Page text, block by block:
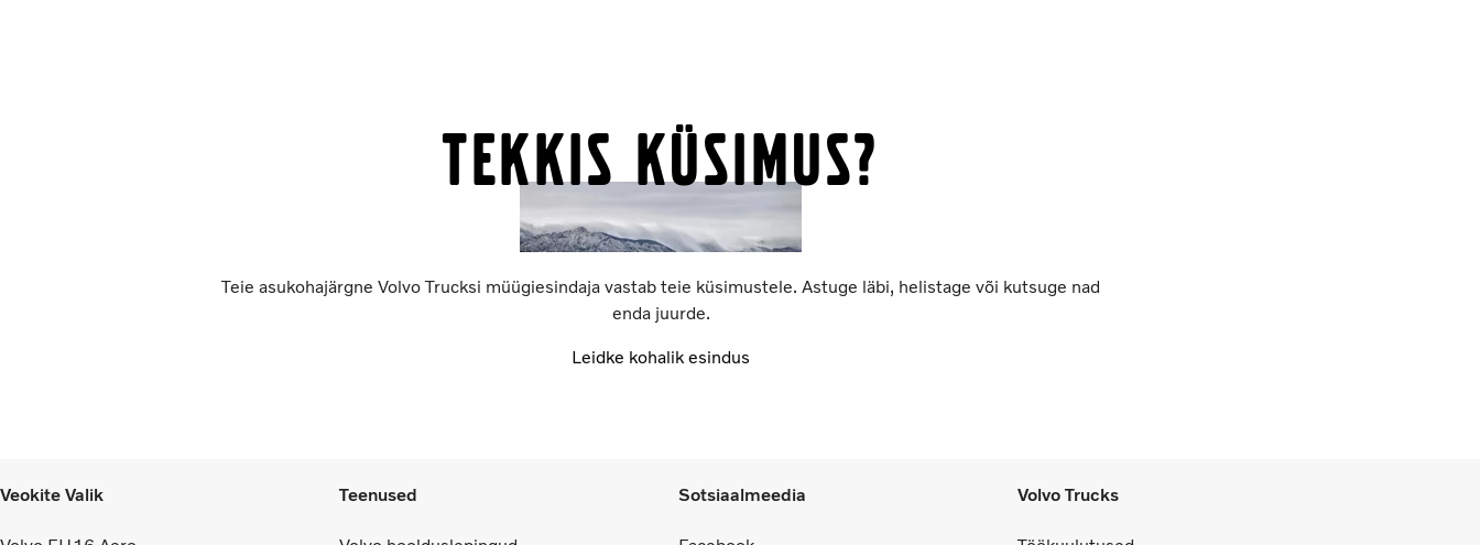
Tekkis küsimus?
Teie asukohajärgne Volvo Trucksi müügiesindaja vastab teie küsimustele. Astuge läbi, helistage või kutsuge nad
enda juurde.
Leidke kohalik esindus
Veokite Valik Teenused Sotsiaalmeedia Volvo Trucks